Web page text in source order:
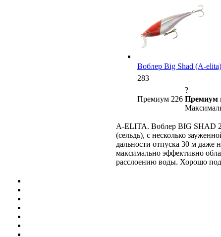
Воблер Big Shad (A-
283
Премиум 226
?
Премиум
A-ELITA. Воблер BIG SHAD
(сельдь), с несколько
дальности отпуска 30 м даже
максимально эффективно
расслоению воды. Хорошо